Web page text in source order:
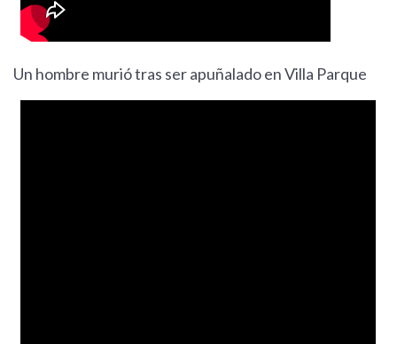
Un hombre murió tras ser apuñalado en Villa Parque